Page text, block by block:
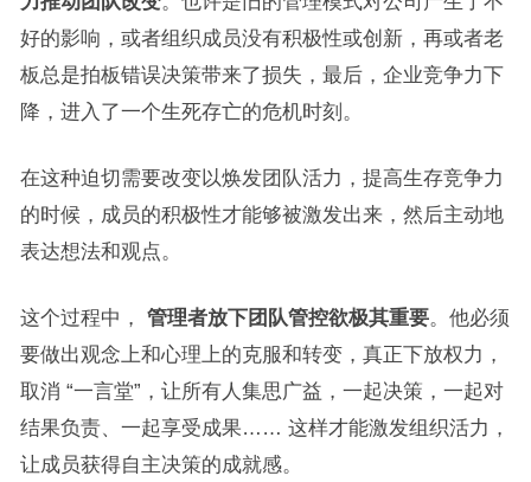
好的影响，或者组织成员没有积极性或创新，再或者老
板总是拍板错误决策带来了损失，最后，企业竞争力下
降，进入了一个生死存亡的危机时刻。
在这种迫切需要改变以焕发团队活力，提高生存竞争力
的时候，成员的积极性才能够被激发出来，然后主动地
表达想法和观点。
这个过程中， 管理者放下团队管控欲极其重要。他必须
要做出观念上和心理上的克服和转变，真正下放权力，
取消 “一言堂”，让所有人集思广益，一起决策，一起对
结果负责、一起享受成果…… 这样才能激发组织活力，
让成员获得自主决策的成就感。